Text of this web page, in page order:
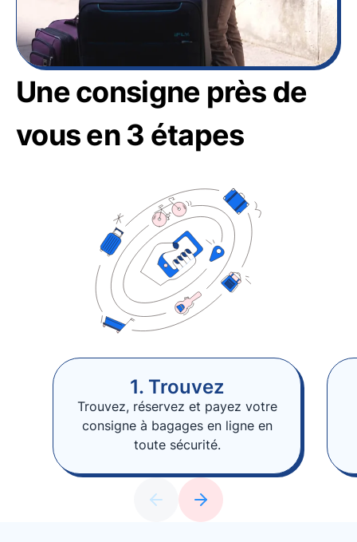
Une consigne près de
vous en 3 étapes
1. Trouvez
Trouvez, réservez et payez votre
consigne à bagages en ligne en
toute sécurité.